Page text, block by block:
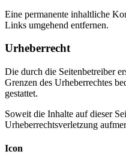
Eine permanente inhaltliche
Links umgehend entfernen.
Urheberrecht
Die durch die Seitenbetreiber
Grenzen des Urheberrechtes
gestattet.
Soweit die Inhalte auf dieser
Urheberrechtsverletzung
Icon